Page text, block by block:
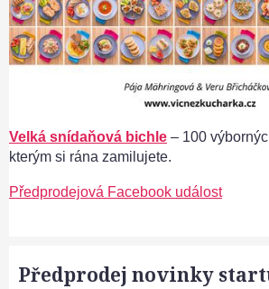
Velká snídaňová bichle – 100
kterým si rána zamilujete.
Předprodejová Facebook událost
Předprodej novinky